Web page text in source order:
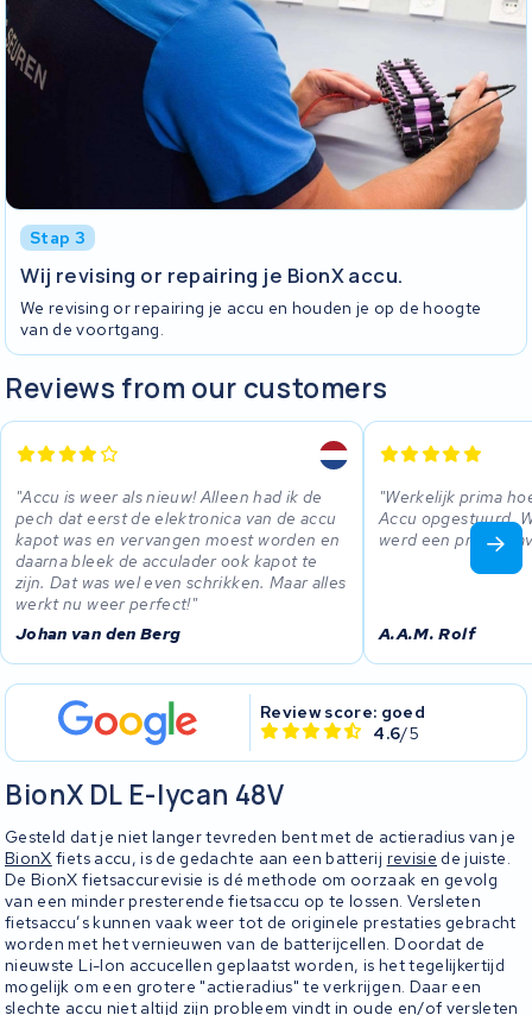
Stap 3
Wij revising or repairing je BionX accu.
We revising or repairing je accu en houden je op de hoogte
van de voortgang.
Reviews from our customers
Accu is weer als nieuw! Alleen had ik de
pech dat eerst de elektronica van de accu
kapot was en vervangen moest worden en
daarna bleek de acculader ook kapot te
zijn. Dat was wel even schrikken. Maar alles
werkt nu weer perfect!
Johan van den Berg
Werkelijk prima
Accu opgestuurd.
werd een
A.A.M. Rolf
Review score: goed
4.6/5
BionX DL E-lycan 48V
Gesteld dat je niet langer tevreden bent met de actieradius van je
BionX fiets accu, is de gedachte aan een batterij revisie de juiste.
De BionX fietsaccurevisie is dé methode om oorzaak en gevolg
van een minder presterende fietsaccu op te lossen. Versleten
fietsaccu’s kunnen vaak weer tot de originele prestaties gebracht
worden met het vernieuwen van de batterijcellen. Doordat de
nieuwste Li-Ion accucellen geplaatst worden, is het tegelijkertijd
mogelijk om een grotere "actieradius" te verkrijgen. Daar een
slechte accu niet altijd zijn probleem vindt in oude en/of versleten